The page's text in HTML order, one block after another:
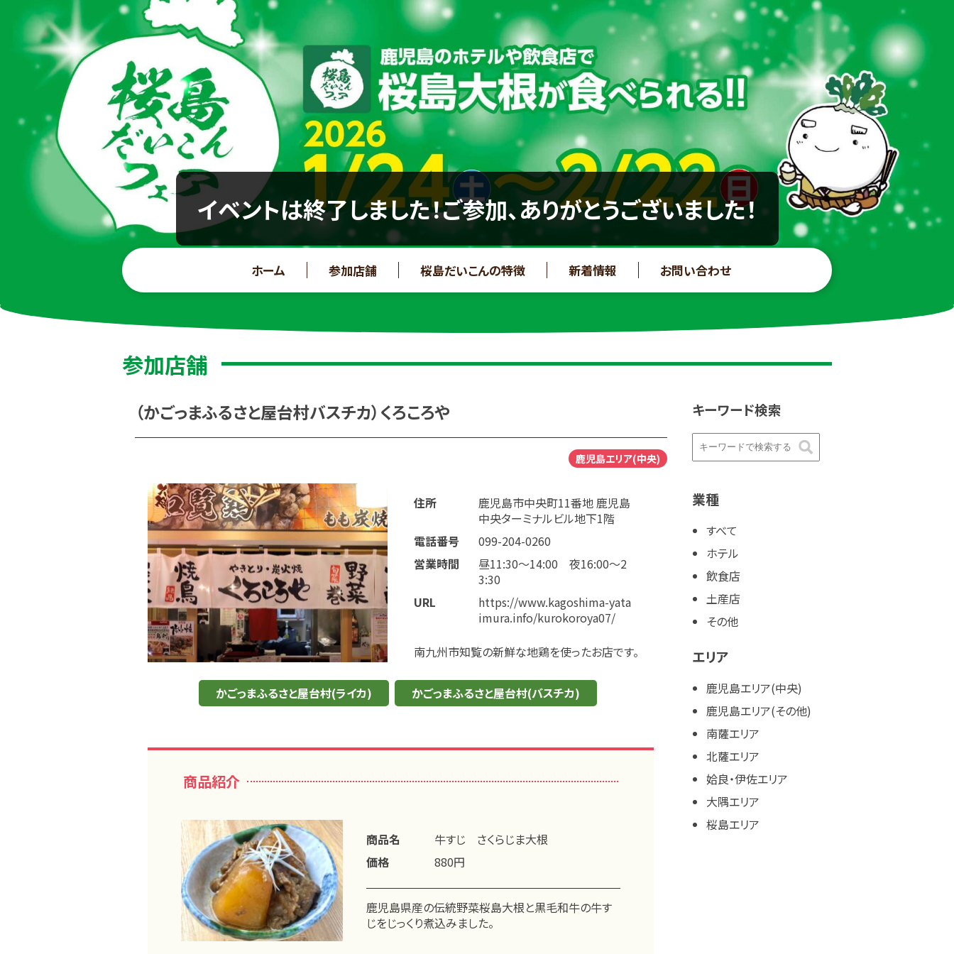
イベントは終了しました！ご参加、ありがとうございました！
ホーム 参加店舗 桜島だいこんの特徴 新着情報 お問い合わせ
参加店舗
（かごっまふるさと屋台村バスチカ）くろころや
鹿児島エリア(中央)
住所
鹿児島市中央町11番地 鹿児島
中央ターミナルビル地下1階
電話番号
099-204-0260
営業時間
昼11:30～14:00 夜16:00～2
3:30
URL
https://www.kagoshima-yata
imura.info/kurokoroya07/
南九州市知覧の新鮮な地鶏を使ったお店です。
かごっまふるさと屋台村(ライカ) かごっまふるさと屋台村(バスチカ)
商品紹介
商品名
牛すじ さくらじま大根
価格
880円
鹿児島県産の伝統野菜桜島大根と黒毛和牛の牛す
じをじっくり煮込みました。
キーワード検索
業種
すべて
ホテル
飲食店
土産店
その他
エリア
鹿児島エリア(中央)
鹿児島エリア(その他)
南薩エリア
北薩エリア
姶良・伊佐エリア
大隅エリア
桜島エリア